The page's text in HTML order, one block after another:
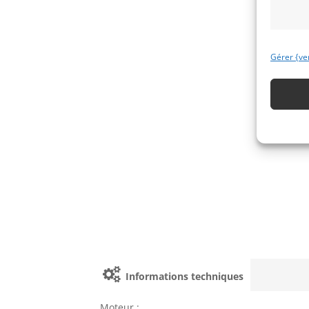
Gérer
Informations techniques